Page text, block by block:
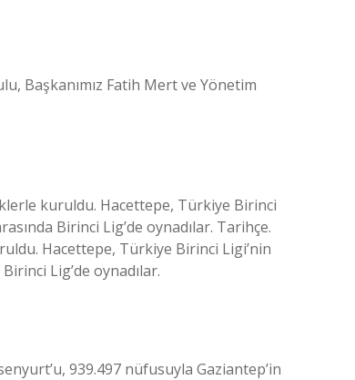
Başkanımız Fatih Mert ve Yönetim
kuruldu. Hacettepe, Türkiye Birinci
Birinci Lig’de oynadılar. Tarihçe.
Hacettepe, Türkiye Birinci Ligi’nin
Lig’de oynadılar.
939.497 nüfusuyla Gaziantep’in